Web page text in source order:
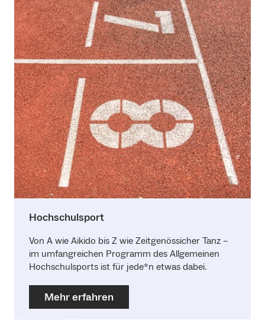
Hochschulsport
Von A wie Aikido bis Z wie Zeitgenössicher Tanz –
im umfangreichen Programm des Allgemeinen
Hochschulsports ist für jede*n etwas dabei.
Mehr erfahren